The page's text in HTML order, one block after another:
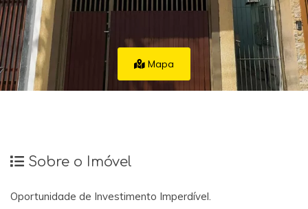
Mapa
Sobre o Imóvel
Oportunidade de Investimento Imperdível.